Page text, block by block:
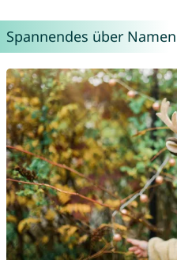
Spannendes über